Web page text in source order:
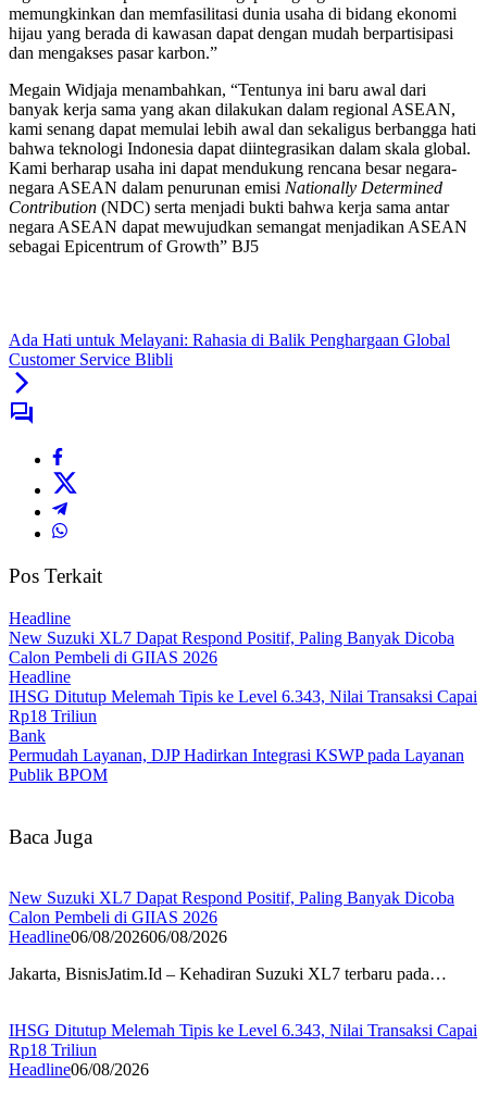
memungkinkan dan memfasilitasi dunia usaha di bidang ekonomi
hijau yang berada di kawasan dapat dengan mudah berpartisipasi
dan mengakses pasar karbon.”
Megain Widjaja menambahkan, “Tentunya ini baru awal dari
banyak kerja sama yang akan dilakukan dalam regional ASEAN,
kami senang dapat memulai lebih awal dan sekaligus berbangga hati
bahwa teknologi Indonesia dapat diintegrasikan dalam skala global.
Kami berharap usaha ini dapat mendukung rencana besar negara-
negara ASEAN dalam penurunan emisi Nationally Determined
Contribution (NDC) serta menjadi bukti bahwa kerja sama antar
negara ASEAN dapat mewujudkan semangat menjadikan ASEAN
sebagai Epicentrum of Growth” BJ5
Ada Hati untuk Melayani: Rahasia di Balik Penghargaan Global
Customer Service Blibli
Pos Terkait
Headline
New Suzuki XL7 Dapat Respond Positif, Paling Banyak Dicoba
Calon Pembeli di GIIAS 2026
Headline
IHSG Ditutup Melemah Tipis ke Level 6.343, Nilai Transaksi Capai
Rp18 Triliun
Bank
Permudah Layanan, DJP Hadirkan Integrasi KSWP pada Layanan
Publik BPOM
Baca Juga
New Suzuki XL7 Dapat Respond Positif, Paling Banyak Dicoba
Calon Pembeli di GIIAS 2026
Headline06/08/202606/08/2026
Jakarta, BisnisJatim.Id – Kehadiran Suzuki XL7 terbaru pada…
IHSG Ditutup Melemah Tipis ke Level 6.343, Nilai Transaksi Capai
Rp18 Triliun
Headline06/08/2026